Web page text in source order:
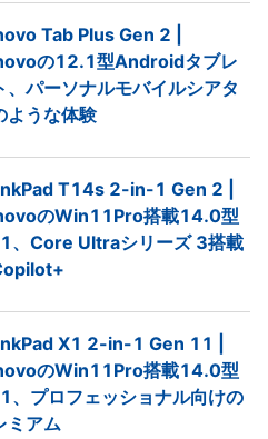
Tab Plus Gen 2 |
の12.1型Androidタブレ
、パーソナルモバイルシアタ
ような体験
T14s 2-in-1 Gen 2 |
のWin11Pro搭載14.0型
、Core Ultraシリーズ 3搭載
X1 2-in-1 Gen 11 |
のWin11Pro搭載14.0型
、プロフェッショナル向けの
ミアム